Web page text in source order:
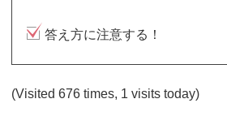
答え方に注意する！
(Visited 676 times, 1 visits today)